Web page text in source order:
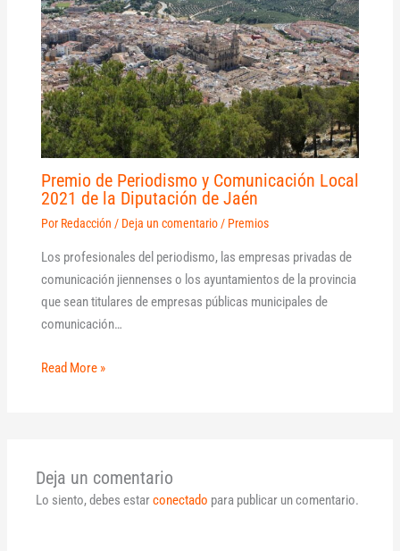
Premio de Periodismo y Comunicación Local
2021 de la Diputación de Jaén
Por Redacción / Deja un comentario / Premios
Los profesionales del periodismo, las empresas privadas de
comunicación jiennenses o los ayuntamientos de la provincia
que sean titulares de empresas públicas municipales de
comunicación…
Read More »
Deja un comentario
Lo siento, debes estarconectado para publicar un comentario.